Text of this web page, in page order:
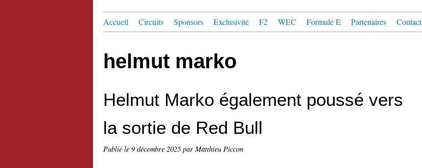
Accueil Circuits Sponsors Exclusivité F2 WEC Formule E Partenaires Contact
helmut marko
Helmut Marko également poussé vers
la sortie de Red Bull
Publié le 9 décembre 2025 par Matthieu Piccon